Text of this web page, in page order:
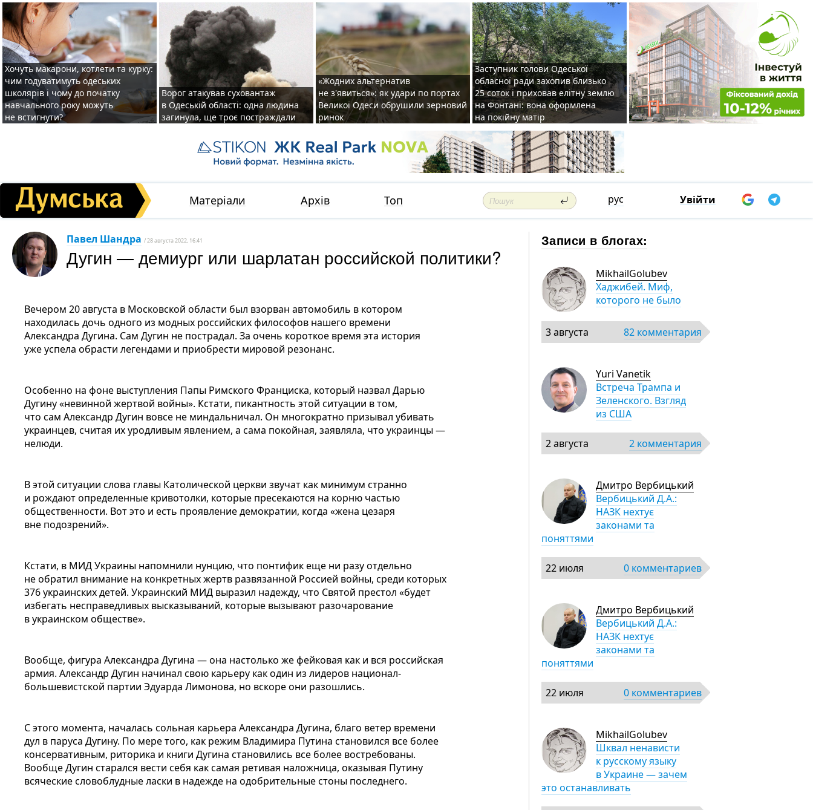
Хочуть макарони, котлети та курку:
чим годуватимуть одеських
школярів і чому до початку
навчального року можуть
не встигнути?
Ворог атакував суховантаж
в Одеській області: одна людина
загинула, ще троє постраждали
«Жодних альтернатив
не з'явиться»: як удари по портах
Великої Одеси обрушили зерновий
ринок
Заступник голови Одеської
обласної ради захопив близько
25 соток і приховав елітну землю
на Фонтані: вона оформлена
на покійну матір
Матеріали Архів Топ рус Увійти
Павел Шандра / 28 августа 2022, 16:41
Дугин — демиург или шарлатан российской политики?
Вечером 20 августа в Московской области был взорван автомобиль в котором
находилась дочь одного из модных российских философов нашего времени
Александра Дугина. Сам Дугин не пострадал. За очень короткое время эта история
уже успела обрасти легендами и приобрести мировой резонанс.
Особенно на фоне выступления Папы Римского Франциска, который назвал Дарью
Дугину «невинной жертвой войны». Кстати, пикантность этой ситуации в том,
что сам Александр Дугин вовсе не миндальничал. Он многократно призывал убивать
украинцев, считая их уродливым явлением, а сама покойная, заявляла, что украинцы —
нелюди.
В этой ситуации слова главы Католической церкви звучат как минимум странно
и рождают определенные кривотолки, которые пресекаются на корню частью
общественности. Вот это и есть проявление демократии, когда «жена цезаря
вне подозрений».
Кстати, в МИД Украины напомнили нунцию, что понтифик еще ни разу отдельно
не обратил внимание на конкретных жертв развязанной Россией войны, среди которых
376 украинских детей. Украинский МИД выразил надежду, что Святой престол «будет
избегать несправедливых высказываний, которые вызывают разочарование
в украинском обществе».
Вообще, фигура Александра Дугина — она настолько же фейковая как и вся российская
армия. Александр Дугин начинал свою карьеру как один из лидеров национал-
большевистской партии Эдуарда Лимонова, но вскоре они разошлись.
С этого момента, началась сольная карьера Александра Дугина, благо ветер времени
дул в паруса Дугину. По мере того, как режим Владимира Путина становился все более
консервативным, риторика и книги Дугина становились все более востребованы.
Вообще Дугин старался вести себя как самая ретивая наложница, оказывая Путину
всяческие словоблудные ласки в надежде на одобрительные стоны последнего.
Записи в блогах:
MikhailGolubev
Хаджибей. Миф,
которого не было
3 августа 82 комментария
Yuri Vanetik
Встреча Трампа и
Зеленского. Взгляд
из США
2 августа 2 комментария
Дмитро Вербицький
Вербицький Д.А.:
НАЗК нехтує
законами та
поняттями
22 июля 0 комментариев
Дмитро Вербицький
Вербицький Д.А.:
НАЗК нехтує
законами та
поняттями
22 июля 0 комментариев
MikhailGolubev
Шквал ненависти
к русскому языку
в Украине — зачем
это останавливать